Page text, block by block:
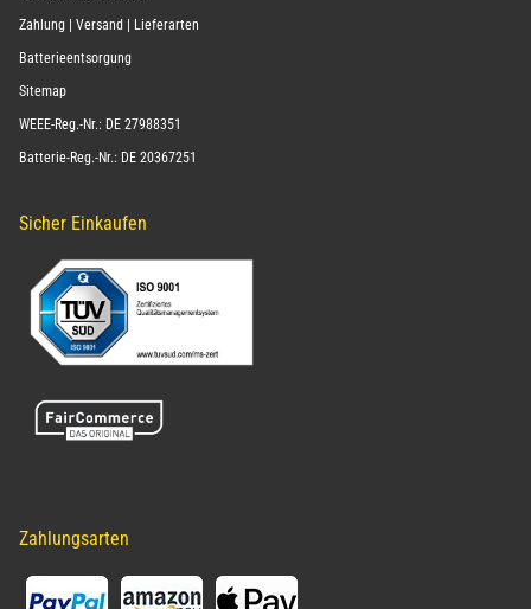
Zahlung | Versand | Lieferarten
Batterieentsorgung
Sitemap
WEEE-Reg.-Nr.: DE 27988351
Batterie-Reg.-Nr.: DE 20367251
Sicher Einkaufen
Zahlungsarten